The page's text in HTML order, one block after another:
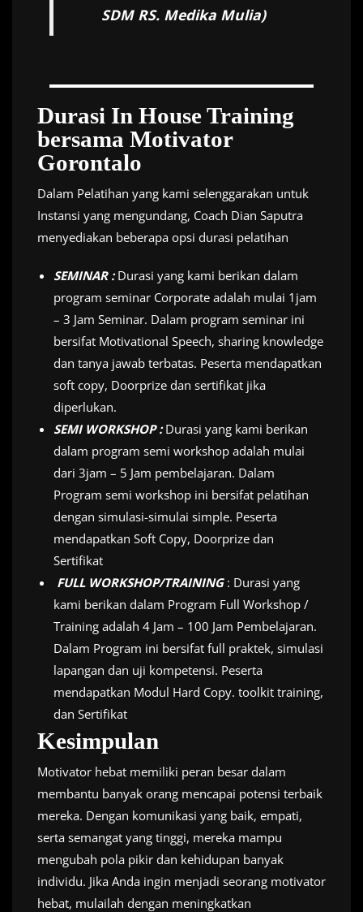
SDM RS. Medika Mulia)
Durasi In House Training
bersama Motivator
Gorontalo
Dalam Pelatihan yang kami selenggarakan untuk
Instansi yang mengundang, Coach Dian Saputra
menyediakan beberapa opsi durasi pelatihan
SEMINAR :Durasi yang kami berikan dalam
program seminar Corporate adalah mulai 1jam
– 3 Jam Seminar. Dalam program seminar ini
bersifat Motivational Speech, sharing knowledge
dan tanya jawab terbatas. Peserta mendapatkan
soft copy, Doorprize dan sertifikat jika
diperlukan.
SEMI WORKSHOP :Durasi yang kami berikan
dalam program semi workshop adalah mulai
dari 3jam – 5 Jam pembelajaran. Dalam
Program semi workshop ini bersifat pelatihan
dengan simulasi-simulai simple. Peserta
mendapatkan Soft Copy, Doorprize dan
Sertifikat
FULL WORKSHOP/TRAINING : Durasi yang
kami berikan dalam Program Full Workshop /
Training adalah 4 Jam – 100 Jam Pembelajaran.
Dalam Program ini bersifat full praktek, simulasi
lapangan dan uji kompetensi. Peserta
mendapatkan Modul Hard Copy. toolkit training,
dan Sertifikat
Kesimpulan
Motivator hebat memiliki peran besar dalam
membantu banyak orang mencapai potensi terbaik
mereka. Dengan komunikasi yang baik, empati,
serta semangat yang tinggi, mereka mampu
mengubah pola pikir dan kehidupan banyak
individu. Jika Anda ingin menjadi seorang motivator
hebat, mulailah dengan meningkatkan